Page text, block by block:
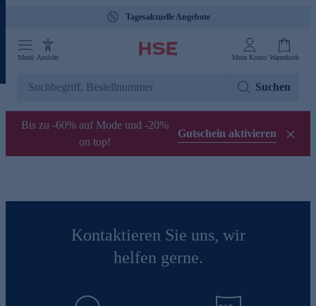
Tagesaktuelle Angebote
Menü Ansicht Mein Konto Warenkorb
Suchen
Bis zu -60% auf Mode und -20%
on top!
Gutschein aktivieren
Kontaktieren Sie uns, wir
helfen gerne.